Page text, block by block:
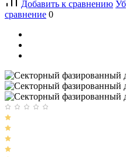
Добавить к сравнению
сравнение 0